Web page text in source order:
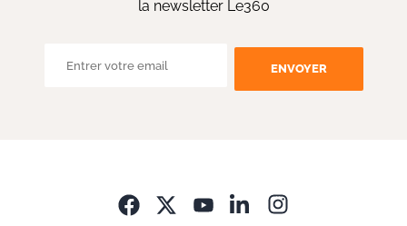
la newsletter Le360
ENVOYER